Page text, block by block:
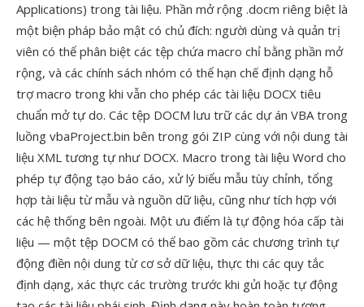
Applications) trong tài liệu. Phần mở rộng .docm riêng biệt là
một biện pháp bảo mật có chủ đích: người dùng và quản trị
viên có thể phân biệt các tệp chứa macro chỉ bằng phần mở
rộng, và các chính sách nhóm có thể hạn chế định dạng hỗ
trợ macro trong khi vẫn cho phép các tài liệu DOCX tiêu
chuẩn mở tự do. Các tệp DOCM lưu trữ các dự án VBA trong
luồng vbaProject.bin bên trong gói ZIP cùng với nội dung tài
liệu XML tương tự như DOCX. Macro trong tài liệu Word cho
phép tự động tạo báo cáo, xử lý biểu mẫu tùy chỉnh, tổng
hợp tài liệu từ mẫu và nguồn dữ liệu, cũng như tích hợp với
các hệ thống bên ngoài. Một ưu điểm là tự động hóa cấp tài
liệu — một tệp DOCM có thể bao gồm các chương trình tự
động điền nội dung từ cơ sở dữ liệu, thực thi các quy tắc
định dạng, xác thực các trường trước khi gửi hoặc tự động